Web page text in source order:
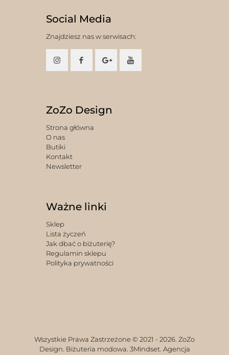
Social Media
Znajdziesz nas w serwisach:
ZoZo Design
Strona główna
O nas
Butiki
Kontakt
Newsletter
Ważne linki
Sklep
Lista życzeń
Jak dbać o biżuterię?
Regulamin sklepu
Polityka prywatności
Wszystkie Prawa Zastrzeżone © 2021 - 2026. ZoZo
Design. Biżuteria modowa. 3Mindset. Agencja